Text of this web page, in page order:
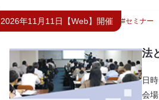
2026年11月11日【Web】開催 セミナー
法
日
会